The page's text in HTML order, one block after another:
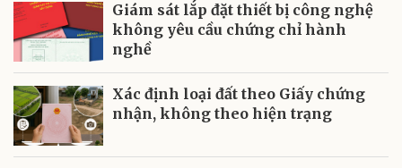
Giám sát lắp đặt thiết bị công nghệ
không yêu cầu chứng chỉ hành
nghề
Xác định loại đất theo Giấy chứng
nhận, không theo hiện trạng